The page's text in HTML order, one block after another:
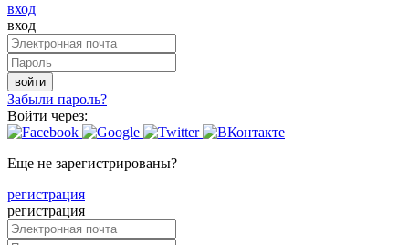
вход
вход
войти
Забыли пароль?
Войти через:
Еще не зарегистрированы?
регистрация
регистрация